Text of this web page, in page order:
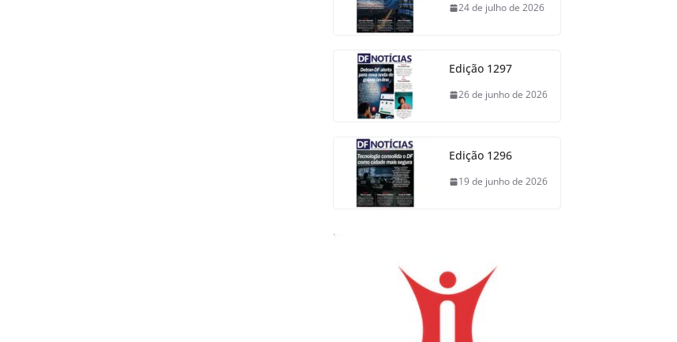
24 de julho de 2026
Edição 1297
26 de junho de 2026
Edição 1296
19 de junho de 2026